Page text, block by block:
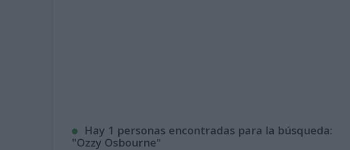
Hay 1 personas encontradas para la búsqueda:
"Ozzy Osbourne"